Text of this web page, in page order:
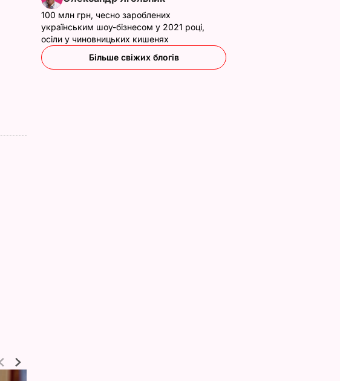
100 млн грн, чесно зароблених
українським шоу-бізнесом у 2021 році,
осіли у чиновницьких кишенях
Більше свіжих блогів